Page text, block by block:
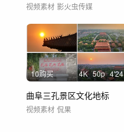
视频素材 影火虫传媒
10购买 4K 50p 4'24
曲阜三孔景区文化地标
视频素材 侃果